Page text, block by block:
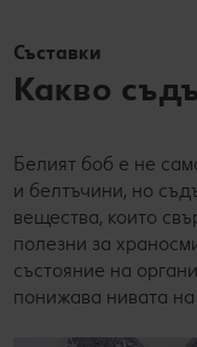
Съставки
Какво
Белият боб е не
и белтъчини, но
вещества, които
полезни за
състояние на
понижава нивата